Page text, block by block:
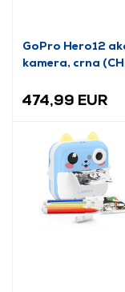
GoPro Hero12
kamera, crna
474,99 EUR